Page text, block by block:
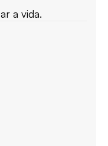
a vida.